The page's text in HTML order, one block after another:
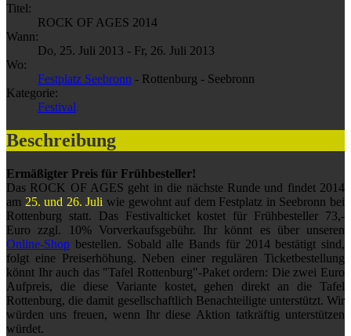
Titel:
ROCK OF AGES 2014
Wann:
Do, 25. Juli 2013 - Fr, 26. Juli 2013
Wo:
Festplatz Seebronn - Rottenburg - Seebronn
Kategorie:
Festival
Beschreibung
Ermäßigter Preis für Frühbesteller!
Das ROCK OF AGES geht in die nächste Runde und findet 2014
am 25. und 26. Juli wie gewohnt auf dem Festplatz in Seebronn bei
Rottenburg statt. Das Festivalticket kostet für Frühbesteller 73,-
Euro zzgl. 10% Vorverkaufsgebühr. Ihr könnt es über unseren
Online-Shop bestellen. Sobald alle Bands für 2014 bestätigt sind,
folgt eine Preiserhöhung. Neben einer regulären Ticketbestellung
könnt Ihr auch das "Tafel Rottenburg"-Paket ordern: Die zwei Euro
Aufpreis, die diese Variante kostet, gehen direkt an die Tafel
Rottenburg, die damit gesellschaftlich Benachteiligte unterstützt. Wir
würden uns freuen, wenn Ihr diese Aktion tatkräftig unterstützen
würdet.